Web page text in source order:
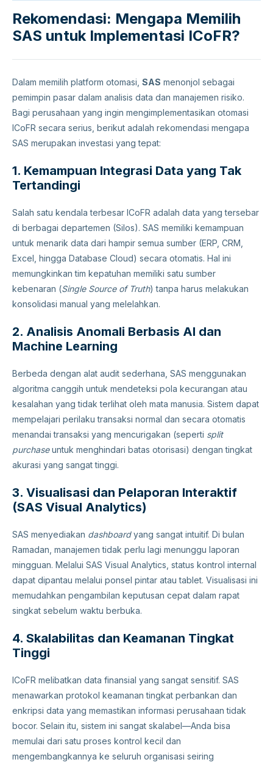
Rekomendasi: Mengapa Memilih
SAS untuk Implementasi ICoFR?
Dalam memilih platform otomasi, SAS menonjol sebagai
pemimpin pasar dalam analisis data dan manajemen risiko.
Bagi perusahaan yang ingin mengimplementasikan otomasi
ICoFR secara serius, berikut adalah rekomendasi mengapa
SAS merupakan investasi yang tepat:
1. Kemampuan Integrasi Data yang Tak
Tertandingi
Salah satu kendala terbesar ICoFR adalah data yang tersebar
di berbagai departemen (Silos). SAS memiliki kemampuan
untuk menarik data dari hampir semua sumber (ERP, CRM,
Excel, hingga Database Cloud) secara otomatis. Hal ini
memungkinkan tim kepatuhan memiliki satu sumber
kebenaran (Single Source of Truth) tanpa harus melakukan
konsolidasi manual yang melelahkan.
2. Analisis Anomali Berbasis AI dan
Machine Learning
Berbeda dengan alat audit sederhana, SAS menggunakan
algoritma canggih untuk mendeteksi pola kecurangan atau
kesalahan yang tidak terlihat oleh mata manusia. Sistem dapat
mempelajari perilaku transaksi normal dan secara otomatis
menandai transaksi yang mencurigakan (seperti split
purchaseuntuk menghindari batas otorisasi) dengan tingkat
akurasi yang sangat tinggi.
3. Visualisasi dan Pelaporan Interaktif
(SAS Visual Analytics)
SAS menyediakan dashboardyang sangat intuitif. Di bulan
Ramadan, manajemen tidak perlu lagi menunggu laporan
mingguan. Melalui SAS Visual Analytics, status kontrol internal
dapat dipantau melalui ponsel pintar atau tablet. Visualisasi ini
memudahkan pengambilan keputusan cepat dalam rapat
singkat sebelum waktu berbuka.
4. Skalabilitas dan Keamanan Tingkat
Tinggi
ICoFR melibatkan data finansial yang sangat sensitif. SAS
menawarkan protokol keamanan tingkat perbankan dan
enkripsi data yang memastikan informasi perusahaan tidak
bocor. Selain itu, sistem ini sangat skalabel—Anda bisa
memulai dari satu proses kontrol kecil dan
mengembangkannya ke seluruh organisasi seiring